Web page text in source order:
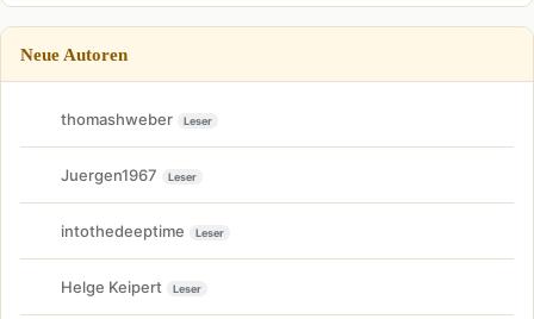
Neue Autoren
thomashweber Leser
Juergen1967 Leser
intothedeeptime Leser
Helge Keipert Leser